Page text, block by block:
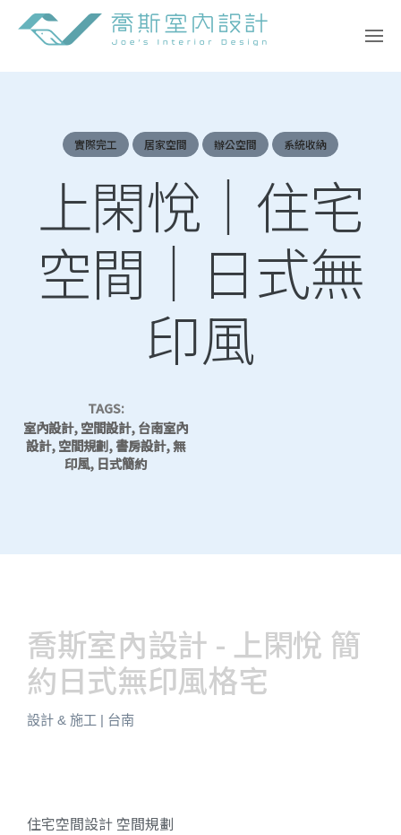
實際完工 居家空間 辦公空間 系統收納
上閑悅｜住宅
空間｜日式無
印風
TAGS:
室內設計, 空間設計, 台南室內
設計, 空間規劃, 書房設計, 無
印風, 日式簡約
喬斯室內設計 - 上閑悅 簡
約日式無印風格宅
設計 & 施工 | 台南
住宅空間設計 空間規劃